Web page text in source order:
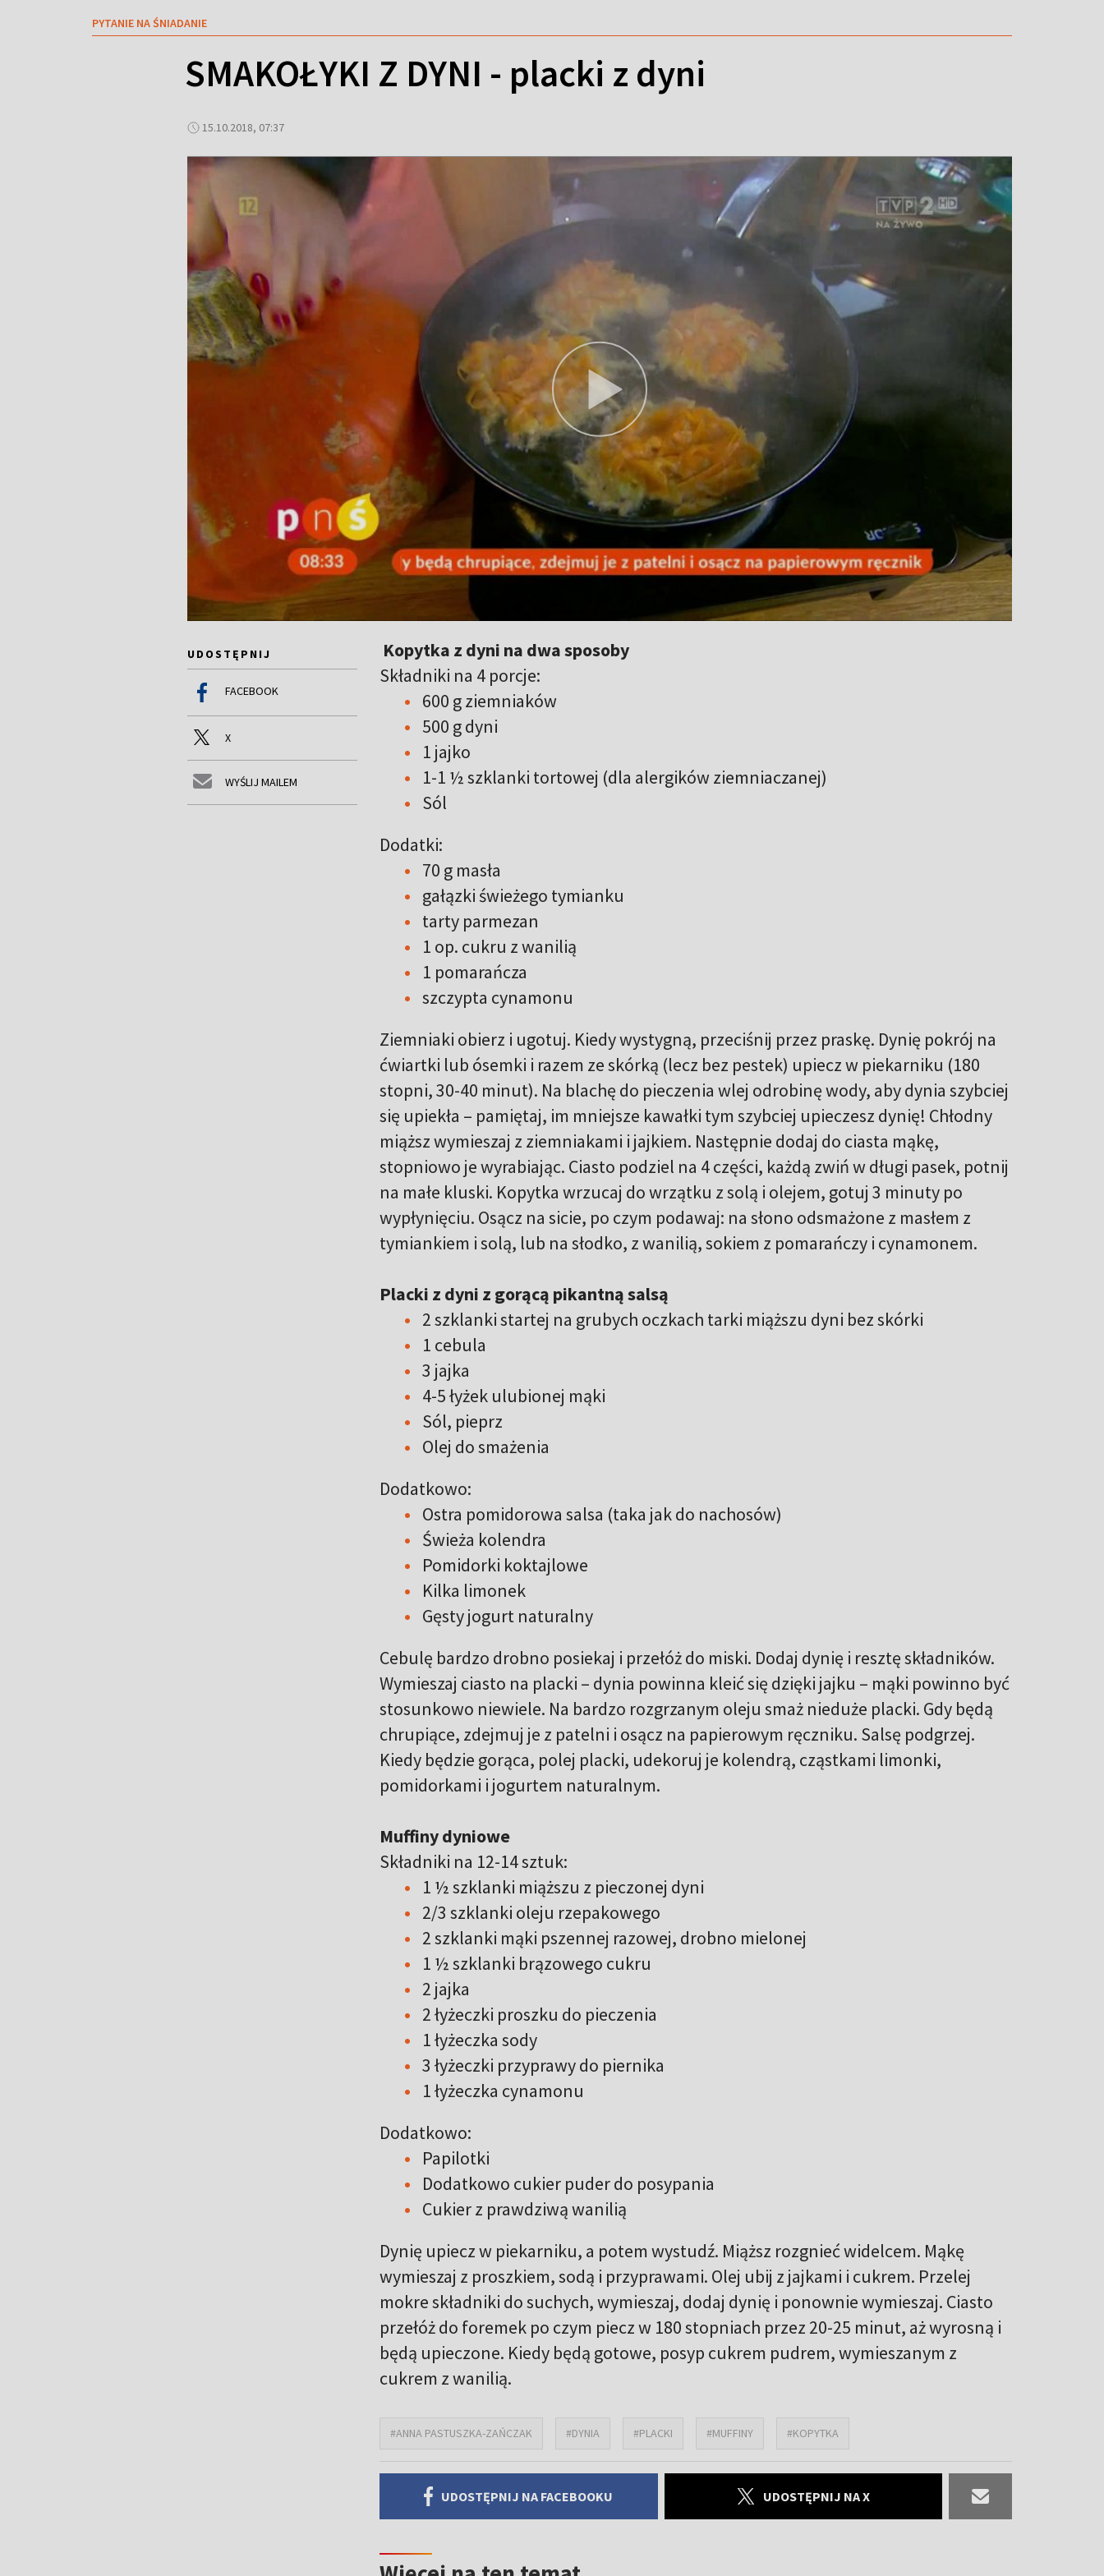
PYTANIE NA ŚNIADANIE
SMAKOŁYKI Z DYNI - placki z dyni
15.10.2018, 07:37
UDOSTĘPNIJ
FACEBOOK
X
WYŚLIJ MAILEM
Kopytka z dyni na dwa sposoby
Składniki na 4 porcje:
600 g ziemniaków
500 g dyni
1 jajko
1-1 ½ szklanki tortowej (dla alergików ziemniaczanej)
Sól
Dodatki:
70 g masła
gałązki świeżego tymianku
tarty parmezan
1 op. cukru z wanilią
1 pomarańcza
szczypta cynamonu
Ziemniaki obierz i ugotuj. Kiedy wystygną, przeciśnij przez praskę. Dynię pokrój na
ćwiartki lub ósemki i razem ze skórką (lecz bez pestek) upiecz w piekarniku (180
stopni, 30-40 minut). Na blachę do pieczenia wlej odrobinę wody, aby dynia szybciej
się upiekła – pamiętaj, im mniejsze kawałki tym szybciej upieczesz dynię! Chłodny
miąższ wymieszaj z ziemniakami i jajkiem. Następnie dodaj do ciasta mąkę,
stopniowo je wyrabiając. Ciasto podziel na 4 części, każdą zwiń w długi pasek, potnij
na małe kluski. Kopytka wrzucaj do wrzątku z solą i olejem, gotuj 3 minuty po
wypłynięciu. Osącz na sicie, po czym podawaj: na słono odsmażone z masłem z
tymiankiem i solą, lub na słodko, z wanilią, sokiem z pomarańczy i cynamonem.
Placki z dyni z gorącą pikantną salsą
2 szklanki startej na grubych oczkach tarki miąższu dyni bez skórki
1 cebula
3 jajka
4-5 łyżek ulubionej mąki
Sól, pieprz
Olej do smażenia
Dodatkowo:
Ostra pomidorowa salsa (taka jak do nachosów)
Świeża kolendra
Pomidorki koktajlowe
Kilka limonek
Gęsty jogurt naturalny
Cebulę bardzo drobno posiekaj i przełóż do miski. Dodaj dynię i resztę składników.
Wymieszaj ciasto na placki – dynia powinna kleić się dzięki jajku – mąki powinno być
stosunkowo niewiele. Na bardzo rozgrzanym oleju smaż nieduże placki. Gdy będą
chrupiące, zdejmuj je z patelni i osącz na papierowym ręczniku. Salsę podgrzej.
Kiedy będzie gorąca, polej placki, udekoruj je kolendrą, cząstkami limonki,
pomidorkami i jogurtem naturalnym.
Muffiny dyniowe
Składniki na 12-14 sztuk:
1 ½ szklanki miąższu z pieczonej dyni
2/3 szklanki oleju rzepakowego
2 szklanki mąki pszennej razowej, drobno mielonej
1 ½ szklanki brązowego cukru
2 jajka
2 łyżeczki proszku do pieczenia
1 łyżeczka sody
3 łyżeczki przyprawy do piernika
1 łyżeczka cynamonu
Dodatkowo:
Papilotki
Dodatkowo cukier puder do posypania
Cukier z prawdziwą wanilią
Dynię upiecz w piekarniku, a potem wystudź. Miąższ rozgnieć widelcem. Mąkę
wymieszaj z proszkiem, sodą i przyprawami. Olej ubij z jajkami i cukrem. Przelej
mokre składniki do suchych, wymieszaj, dodaj dynię i ponownie wymieszaj. Ciasto
przełóż do foremek po czym piecz w 180 stopniach przez 20-25 minut, aż wyrosną i
będą upieczone. Kiedy będą gotowe, posyp cukrem pudrem, wymieszanym z
cukrem z wanilią.
#ANNA PASTUSZKA-ZAŃCZAK #DYNIA #PLACKI #MUFFINY #KOPYTKA
UDOSTĘPNIJ NA FACEBOOKU UDOSTĘPNIJ NA X